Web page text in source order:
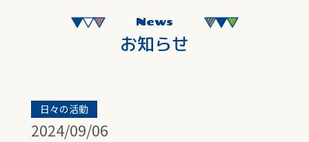
News
お知らせ
日々の活動
2024/09/06